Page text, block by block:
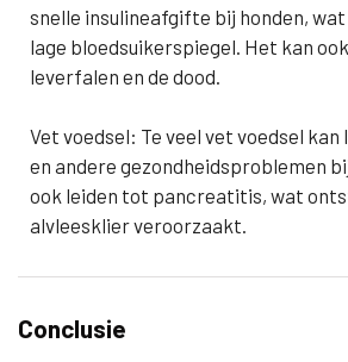
snelle insulineafgifte bij honden,
lage bloedsuikerspiegel. Het kan
leverfalen en de dood.
Vet voedsel: Te veel vet voedsel
en andere gezondheidsproblemen
ook leiden tot pancreatitis, wat
alvleesklier veroorzaakt.
Conclusie